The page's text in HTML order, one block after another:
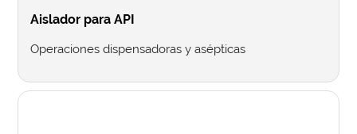
Aislador para API
Operaciones dispensadoras y asépticas